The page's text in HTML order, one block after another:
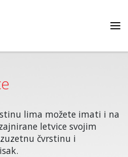
lima možete imati i na
letvice svojim
čvrstinu i